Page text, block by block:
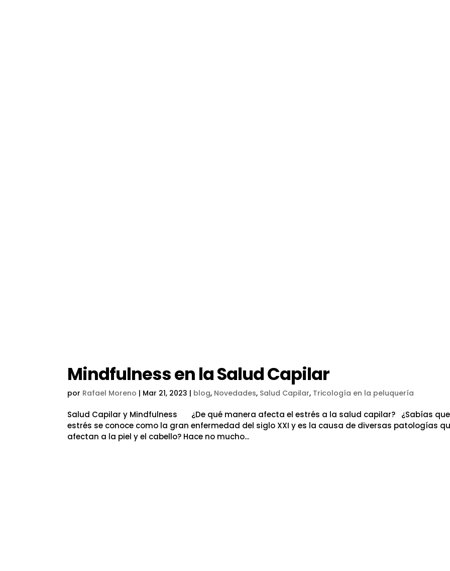
Mindfulness en la Salud Capilar
por Rafael Moreno | Mar 21, 2023 | blog, Novedades, Salud Capilar, Tricología en la peluquería
Salud Capilar y Mindfulness ¿De qué manera afecta el estrés a la salud capilar? ¿Sabías
estrés se conoce como la gran enfermedad del siglo XXI y es la causa de diversas patologías
afectan a la piel y el cabello? Hace no mucho...